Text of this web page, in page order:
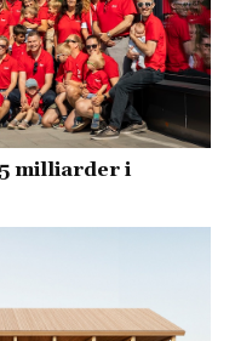
milliarder i